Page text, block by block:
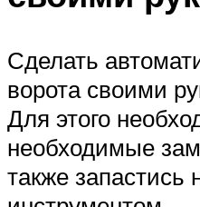
Сделать
ворота своими
Для этого
необходимые
также